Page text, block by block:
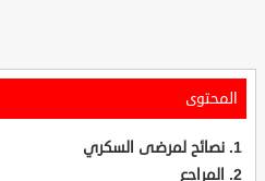
المحتوى
نصائح لمرضى السكري
المراجع